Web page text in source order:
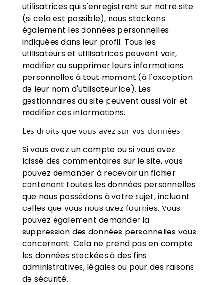
utilisatrices qui s'enregistrent sur notre site
(si cela est possible), nous stockons
également les données personnelles
indiquées dans leur profil. Tous les
utilisateurs et utilisatrices peuvent voir,
modifier ou supprimer leurs informations
personnelles à tout moment (à l'exception
de leur nom d'utilisateur·ice). Les
gestionnaires du site peuvent aussi voir et
modifier ces informations.
Les droits que vous avez sur vos données
Si vous avez un compte ou si vous avez
laissé des commentaires sur le site, vous
pouvez demander à recevoir un fichier
contenant toutes les données personnelles
que nous possédons à votre sujet, incluant
celles que vous nous avez fournies. Vous
pouvez également demander la
suppression des données personnelles vous
concernant. Cela ne prend pas en compte
les données stockées à des fins
administratives, légales ou pour des raisons
de sécurité.